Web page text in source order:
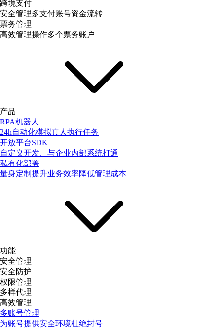
跨境支付
安全管理多支付账号资金流转
票务管理
高效管理操作多个票务账户
产品
RPA机器人
24h自动化模拟真人执行任务
开放平台SDK
自定义开发、与企业内部系统打通
私有化部署
量身定制提升业务效率降低管理成本
功能
安全管理
安全防护
权限管理
多样代理
高效管理
多账号管理
为账号提供安全环境杜绝封号